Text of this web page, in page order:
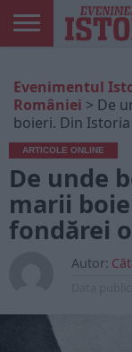
ONLINE
EDIȚII
TIPĂRITE
ISTORIC
PLAY
CONTUL
MEU
Evenimentul
României > De
boieri. Din
ARTICOLE ONLINE
De unde
marii
fondărei
Autor: